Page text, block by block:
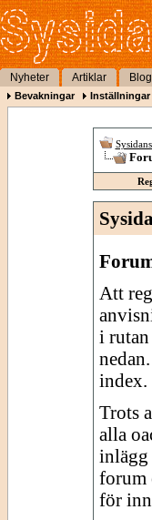
Nyheter Artiklar
Bevakningar Inställningar
Att
i rutan
index.
Trots
alla
inlägg
forum
för